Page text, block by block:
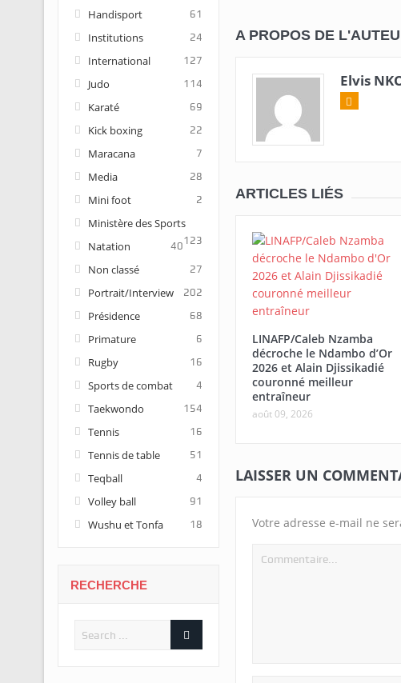
A PROPOS DE
Elvis
ARTICLES LIÉS
LINAFP/Caleb Nzamba
décroche le Ndambo d’Or
2026 et Alain Djissikadié
couronné meilleur
entraîneur
août 09, 2026
LAISSER UN
Votre adresse e-mail ne
Handisport 61
Institutions 24
International 127
Judo 114
Karaté 69
Kick boxing 22
Maracana 7
Media 28
Mini foot 2
Ministère des Sports
123
Natation 40
Non classé 27
Portrait/Interview 202
Présidence 68
Primature 6
Rugby 16
Sports de combat 4
Taekwondo 154
Tennis 16
Tennis de table 51
Teqball 4
Volley ball 91
Wushu et Tonfa 18
RECHERCHE